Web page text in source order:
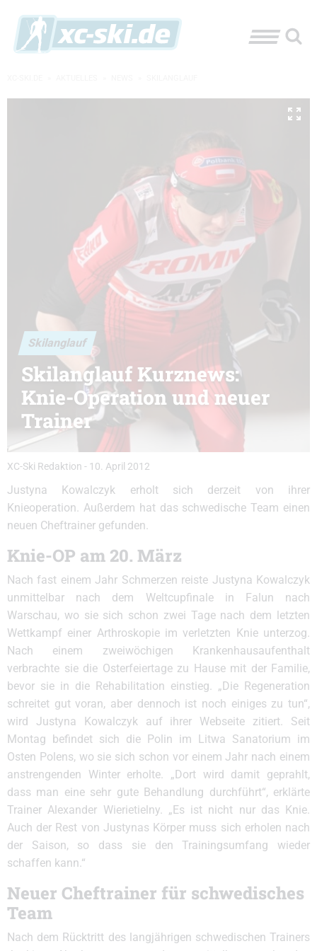
Skilanglauf
Skilanglauf Kurznews:
Knie-Operation und neuer
Trainer
XC-Ski Redaktion - 10. April 2012
Justyna Kowalczyk erholt sich derzeit von ihrer
Knieoperation. Außerdem hat das schwedische Team einen
neuen Cheftrainer gefunden.
Knie-OP am 20. März
Nach fast einem Jahr Schmerzen reiste Justyna Kowalczyk
unmittelbar nach dem Weltcupfinale in Falun nach
Warschau, wo sie sich schon zwei Tage nach dem letzten
Wettkampf einer Arthroskopie im verletzten Knie unterzog.
Nach einem zweiwöchigen Krankenhausaufenthalt
verbrachte sie die Osterfeiertage zu Hause mit der Familie,
bevor sie in die Rehabilitation einstieg. „Die Regeneration
schreitet gut voran, aber dennoch ist noch einiges zu tun“,
wird Justyna Kowalczyk auf ihrer Webseite zitiert. Seit
Montag befindet sich die Polin im Litwa Sanatorium im
Osten Polens, wo sie sich schon vor einem Jahr nach einem
anstrengenden Winter erholte. „Dort wird damit geprahlt,
dass man eine sehr gute Behandlung durchführt“, erklärte
Trainer Alexander Wierietielny. „Es ist nicht nur das Knie.
Auch der Rest von Justynas Körper muss sich erholen nach
der Saison, so dass sie den Trainingsumfang wieder
schaffen kann.“
Neuer Cheftrainer für schwedisches
Team
Nach dem Rücktritt des langjährigen schwedischen Trainers